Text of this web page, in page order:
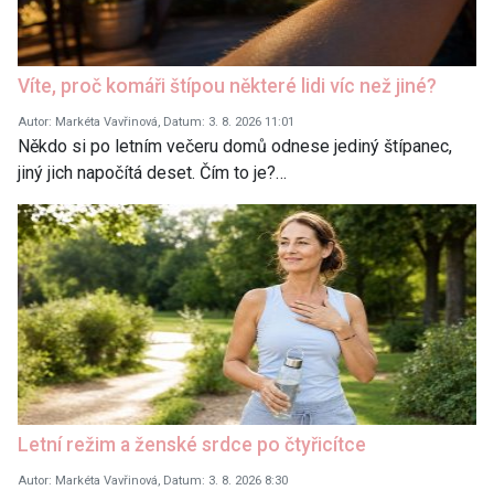
Víte, proč komáři štípou některé lidi víc než jiné?
Autor: Markéta Vavřinová, Datum: 3. 8. 2026 11:01
Někdo si po letním večeru domů odnese jediný štípanec,
jiný jich napočítá deset. Čím to je?…
Letní režim a ženské srdce po čtyřicítce
Autor: Markéta Vavřinová, Datum: 3. 8. 2026 8:30